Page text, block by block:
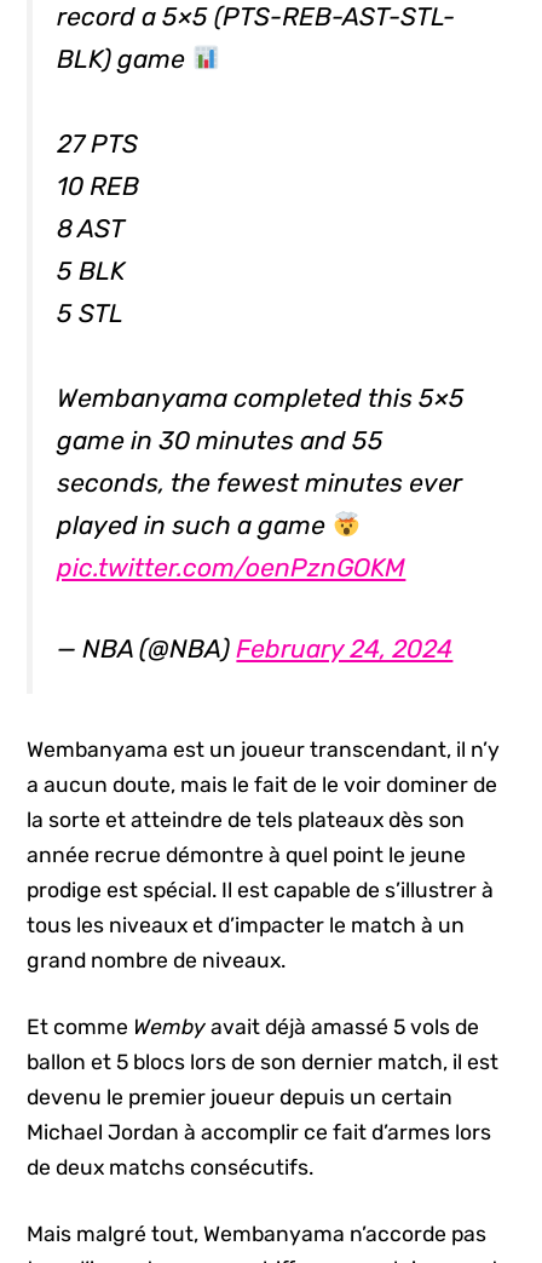
record a 5×5 (PTS-REB-AST-STL-
BLK) game
27 PTS
10 REB
8 AST
5 BLK
5 STL
Wembanyama completed this 5×5
game in 30 minutes and 55
seconds, the fewest minutes ever
played in such a game
pic.twitter.com/oenPznGOKM
— NBA (@NBA)February 24, 2024
Wembanyama est un joueur transcendant, il n’y
a aucun doute, mais le fait de le voir dominer de
la sorte et atteindre de tels plateaux dès son
année recrue démontre à quel point le jeune
prodige est spécial. Il est capable de s’illustrer à
tous les niveaux et d’impacter le match à un
grand nombre de niveaux.
Et comme Wemby avait déjà amassé 5 vols de
ballon et 5 blocs lors de son dernier match, il est
devenu le premier joueur depuis un certain
Michael Jordan à accomplir ce fait d’armes lors
de deux matchs consécutifs.
Mais malgré tout, Wembanyama n’accorde pas